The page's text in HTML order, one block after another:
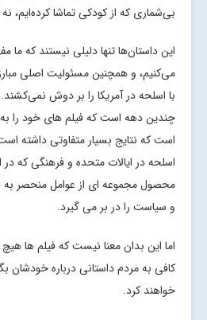
بی‌شماری که از کودکی تماشا کرده‌ایم، نه
این داستان‌ها تنها دلیلی نیستند که ما
می‌کنیم، و همچنین مسئولیت اصلی
با اسلحه در آمریکا را بر دوش
چندین دهه است که فیلم های خود را
است که نتایج بسیار متفاوتی داشته
اسلحه در ایالات متحده و فرهنگی که
محصول مجموعه ای از عوامل منحصر به
و سیاست را در بر می گیرد.
اما این بدان معنا نیست که فیلم ها هیچ
کافی به مردم داستانی درباره خودشان
خواهند کرد.